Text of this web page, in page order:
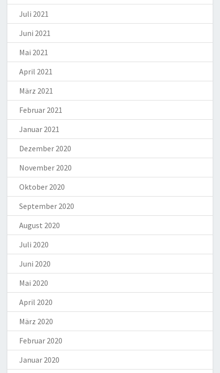
Juli 2021
Juni 2021
Mai 2021
April 2021
März 2021
Februar 2021
Januar 2021
Dezember 2020
November 2020
Oktober 2020
September 2020
August 2020
Juli 2020
Juni 2020
Mai 2020
April 2020
März 2020
Februar 2020
Januar 2020